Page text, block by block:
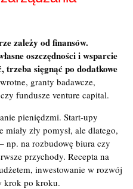
zależy od finansów.
oszczędności i wsparcie
trzeba sięgnąć po dodatkowe
granty badawcze,
fundusze venture capital.
pieniędzmi. Start-upy
zły pomysł, ale dlatego,
np. na rozbudowę biura czy
przychody. Recepta na
inwestowanie w rozwój
krok po kroku.